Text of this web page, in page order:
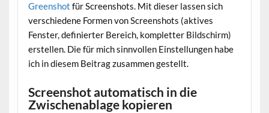
Greenshot für Screenshots. Mit dieser lassen sich
verschiedene Formen von Screenshots (aktives
Fenster, definierter Bereich, kompletter Bildschirm)
erstellen. Die für mich sinnvollen Einstellungen habe
ich in diesem Beitrag zusammen gestellt.
Screenshot automatisch in die
Zwischenablage kopieren